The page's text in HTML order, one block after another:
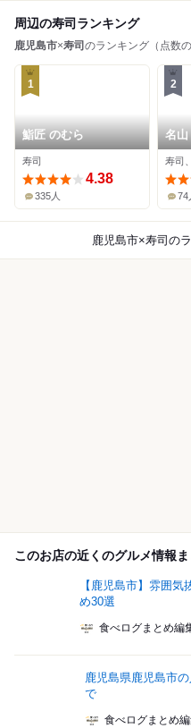
周辺の寿司ランキング
鹿児島市×寿司 のランキング（点数
1
鮨匠 のむら
寿司
4.38
335人
2
名山
寿司
74
鹿児島市×寿司 の
このお店の近くのグルメ情報
【鹿児島市】雰囲
め30選
食べログまとめ編
鹿児島県鹿児島市
で
食べログまとめ